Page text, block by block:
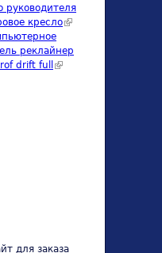
external)
руководителя
кресло(link is
external)
реклайнер
drift full
(link is
для заказа